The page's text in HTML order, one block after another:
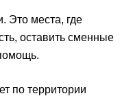
Это места, где
оставить сменные
по территории